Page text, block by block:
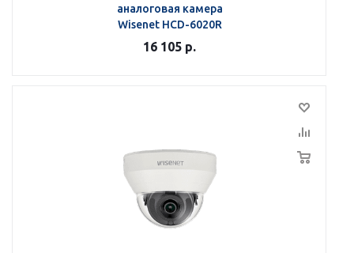
аналоговая камера
Wisenet HCD-6020R
16 105 р.